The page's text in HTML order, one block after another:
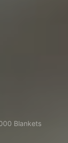
Blankets